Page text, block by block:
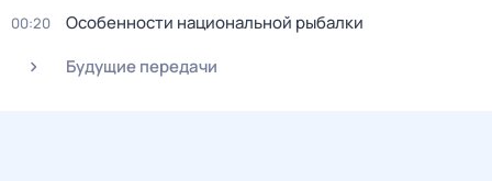
00:20
Особенности национальной рыбалки
Будущие передачи